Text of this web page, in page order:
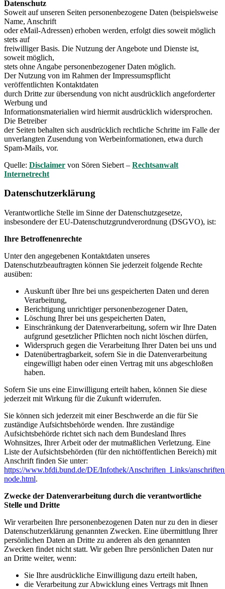
Datenschutz
Soweit auf unseren Seiten personenbezogene Daten (beispielsweise
Name, Anschrift
oder eMail-Adressen) erhoben werden, erfolgt dies soweit möglich
stets auf
freiwilliger Basis. Die Nutzung der Angebote und Dienste ist,
soweit möglich,
stets ohne Angabe personenbezogener Daten möglich.
Der Nutzung von im Rahmen der Impressumspflicht
veröffentlichten Kontaktdaten
durch Dritte zur übersendung von nicht ausdrücklich angeforderter
Werbung und
Informationsmaterialien wird hiermit ausdrücklich widersprochen.
Die Betreiber
der Seiten behalten sich ausdrücklich rechtliche Schritte im Falle der
unverlangten Zusendung von Werbeinformationen, etwa durch
Spam-Mails, vor.
Quelle: Disclaimer von Sören Siebert – Rechtsanwalt
Internetrecht
Datenschutzerklärung
Verantwortliche Stelle im Sinne der Datenschutzgesetze,
insbesondere der EU-Datenschutzgrundverordnung (DSGVO), ist:
Ihre Betroffenenrechte
Unter den angegebenen Kontaktdaten unseres
Datenschutzbeauftragten können Sie jederzeit folgende Rechte
ausüben:
Auskunft über Ihre bei uns gespeicherten Daten und deren
Verarbeitung,
Berichtigung unrichtiger personenbezogener Daten,
Löschung Ihrer bei uns gespeicherten Daten,
Einschränkung der Datenverarbeitung, sofern wir Ihre Daten
aufgrund gesetzlicher Pflichten noch nicht löschen dürfen,
Widerspruch gegen die Verarbeitung Ihrer Daten bei uns und
Datenübertragbarkeit, sofern Sie in die Datenverarbeitung
eingewilligt haben oder einen Vertrag mit uns abgeschloßen
haben.
Sofern Sie uns eine Einwilligung erteilt haben, können Sie diese
jederzeit mit Wirkung für die Zukunft widerrufen.
Sie können sich jederzeit mit einer Beschwerde an die für Sie
zuständige Aufsichtsbehörde wenden. Ihre zuständige
Aufsichtsbehörde richtet sich nach dem Bundesland Ihres
Wohnsitzes, Ihrer Arbeit oder der mutmaßlichen Verletzung. Eine
Liste der Aufsichtsbehörden (für den nichtöffentlichen Bereich) mit
Anschrift finden Sie unter:
https://www.bfdi.bund.de/DE/Infothek/Anschriften_Links/
node.html.
Zwecke der Datenverarbeitung durch die verantwortliche
Stelle und Dritte
Wir verarbeiten Ihre personenbezogenen Daten nur zu den in dieser
Datenschutzerklärung genannten Zwecken. Eine übermittlung Ihrer
persönlichen Daten an Dritte zu anderen als den genannten
Zwecken findet nicht statt. Wir geben Ihre persönlichen Daten nur
an Dritte weiter, wenn:
Sie Ihre ausdrückliche Einwilligung dazu erteilt haben,
die Verarbeitung zur Abwicklung eines Vertrags mit Ihnen